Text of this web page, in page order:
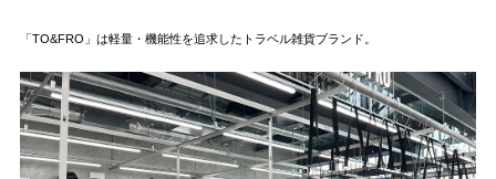
「TO&FRO」は軽量・機能性を追求したトラベル雑貨ブランド。